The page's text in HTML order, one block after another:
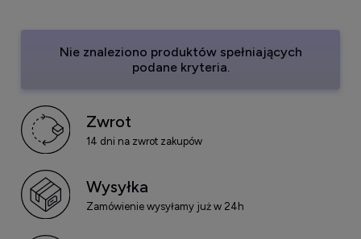
Nie znaleziono produktów spełniających
podane kryteria.
Zwrot
14 dni na zwrot zakupów
Wysyłka
Zamówienie wysyłamy już w 24h